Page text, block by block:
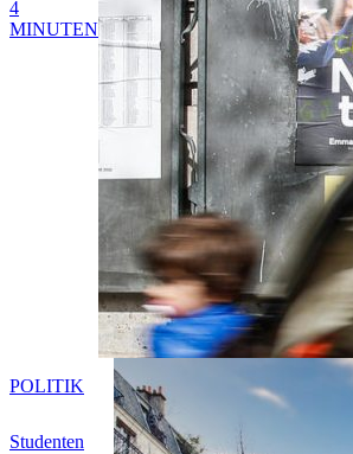
4
MINUTEN
Studenten
POLITIK